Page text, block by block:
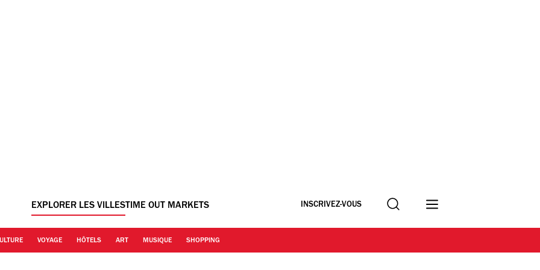
EXPLORER LES VILLESTIME OUT MARKETS INSCRIVEZ-VOUS Recherche
VOYAGE HÔTELS ART MUSIQUE SHOPPING